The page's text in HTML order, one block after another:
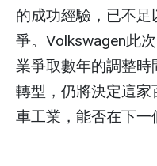
的成功經驗，已不
爭。Volkswagen此
業爭取數年的調整
轉型，仍將決定這
車工業，能否在下一